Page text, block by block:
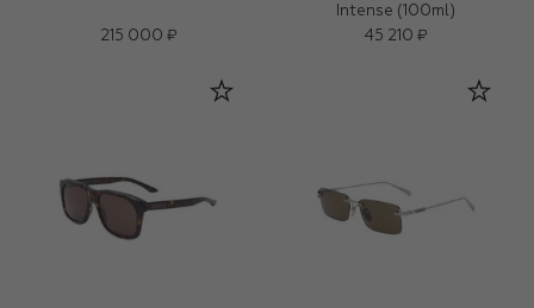
215 000 ₽
Intense (100ml)
45 210 ₽